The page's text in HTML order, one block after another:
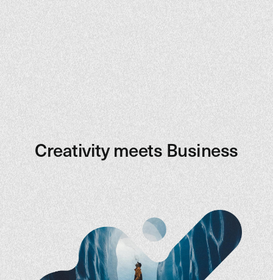
Creativity meets Business
Creativity meets Business